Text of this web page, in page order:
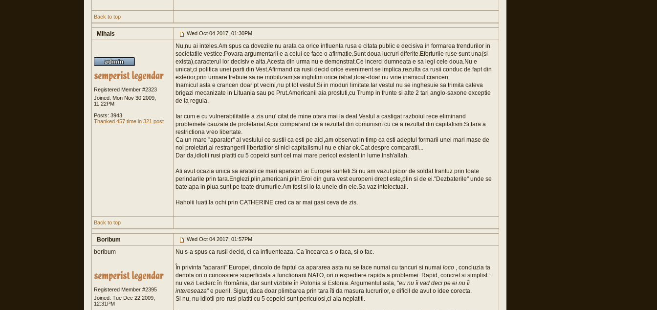
Back to top
Mihais Wed Oct 04 2017, 01:30PM
Registered Member #2323
Joined: Mon Nov 30 2009,
11:22PM
Posts: 3943
Thanked 457 time in 321 post
Nu,nu ai inteles.Am spus ca dovezile nu arata ca orice influenta rusa e citata public e decisiva in formarea trendurilor in
societatile vestice.Povara argumentarii e a celui ce face o afirmatie.Sunt doua lucruri diferite.Eforturile ruse sunt una(si
exista),caracterul lor decisiv e alta.Acesta din urma nu e demonstrat.Ce incerci dumneata e sa legi cele doua.Nu e
unicat,ci politica unei parti din Vest.Afirmand ca rusii decid orice eveniment se implica,rezulta ca rusii conduc de fapt din
exterior,prin urmare trebuie sa ne mobilizam,sa inghitim orice rahat,doar-doar nu vine inamicul crancen.
Inamicul asta e crancen doar pt vecini,nu pt tot vestul.Si in moduri limitate.Iar vestul nu se inghesuie sa trimita cateva
brigazi mecanizate in Lituania sau pe Prut.Americanii aia prostuti,cu Trump in frunte si alte 2 tari anglo-saxone exceptie
de la regula.
Iar cum e cu vulnerabilitatile a zis unu' citat de mine otara mai la deal.Vestul a castigat razboiul rece eliminand
problemele cauzate de proletariat.Apoi comparand ce a rezultat din comunism cu ce a rezultat din capitalism.Si fara a
restrictiona vreo libertate.
Ca un mare ''aparator'' al vestului ce sustii ca esti pe aici,am observat in timp ca esti adeptul formarii unei mari mase de
noi proletari,al restrangerii libertatilor si nici capitalismul nu e chiar ok.Cat despre comparatii...
Dar da,idiotii rusi platiti cu 5 copeici sunt cel mai mare pericol existent in lume.Insh'allah.
Ati avut ocazia unica sa aratati ce mari aparatori ai Europei sunteti.Si nu am vazut picior de soldat frantuz prin toate
perindarile prin tara.Englezi,plin,americani,plin.Eroi din gura vest europeni drept este,plin si de ei.''Dezbaterile'' unde se
bate apa in piua sunt pe toate drumurile.Am fost si io la unele din ele.Sa vaz intelectuali.
Haholii luati la ochi prin CATHERINE cred ca ar mai gasi ceva de zis.
Back to top
Boribum Wed Oct 04 2017, 01:57PM
boribum
Registered Member #2395
Joined: Tue Dec 22 2009,
12:31PM
Nu s-a spus ca rusii decid, ci ca influenteaza. Ca încearca s-o faca, si o fac.
În privinta "apararii" Europei, dincolo de faptul ca apararea asta nu se face numai cu tancuri si numai loco , concluzia ta
denota ori o cunoastere superficiala a functionarii NATO, ori o expediere rapida a problemei. Rapid, concret si simplist :
nu vezi Leclerc în România, dar sunt vizibile în Polonia si Estonia. Argumentul asta, "eu nu îi vad deci pe ei nu îi
intereseaza" e pueril. Sigur, daca doar plimbarea prin tara îti da masura lucrurilor, e dificil de avut o idee corecta.
Si nu, nu idiotii pro-rusi platiti cu 5 copeici sunt periculosi,ci aia neplatiti.